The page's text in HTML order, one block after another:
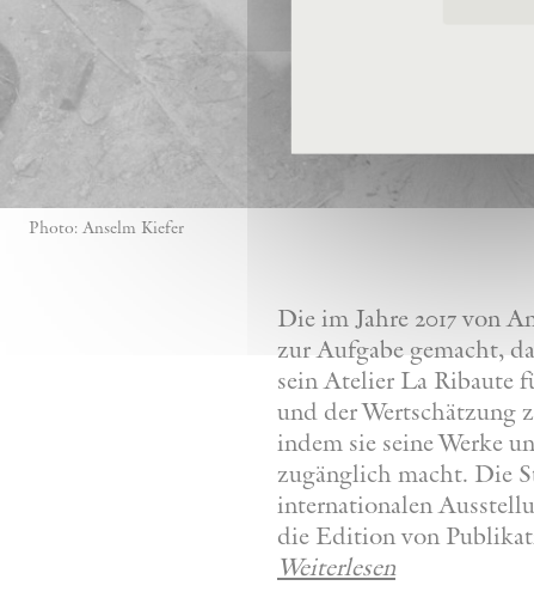
Photo: Anselm Kiefer
Die im Jahre 2017 von
zur Aufgabe gemacht,
sein Atelier La Ribaute
und der Wertschätzung
indem sie seine Werke
zugänglich macht. Die
internationalen
die Edition von
Weiterlesen